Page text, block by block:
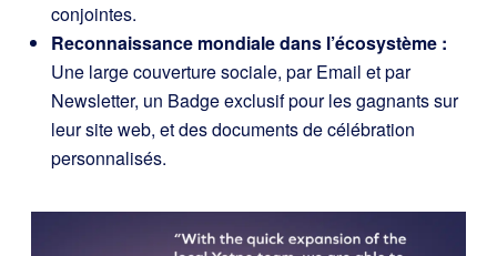
conjointes.
Reconnaissance mondiale dans l’écosystème :
Une large couverture sociale, par Email et par
Newsletter, un Badge exclusif pour les gagnants sur
leur site web, et des documents de célébration
personnalisés.